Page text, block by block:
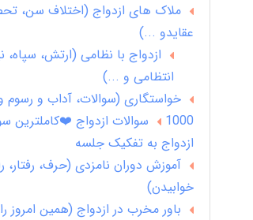
ملاک های ازدواج (اختلاف سن،
عقایدو ...)
ازدواج با نظامی (ارتش، سپاه،
انتظامی و ...)
خواستگاری (سوالات، آداب و رسوم
1000 سوالات ازدواج ❤️کاملترین
ازدواج به تفکیک جلسه
آموزش دوران نامزدی (حرف، رفتار،
خوابیدن)
باور مخرب در ازدواج (همین امروز